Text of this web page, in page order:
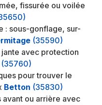
fissurée ou voilée
: sous-gonflage, sur-
(35590)
avec protection
(35760)
pour trouver le
Betton (35830)
avant ou arrière avec